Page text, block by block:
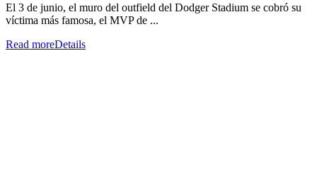
El 3 de junio, el muro del outfield del Dodger Stadium se cobró su
víctima más famosa, el MVP de ...
Read moreDetails